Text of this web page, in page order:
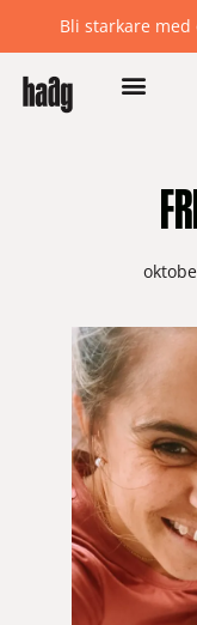
Bli starkare med